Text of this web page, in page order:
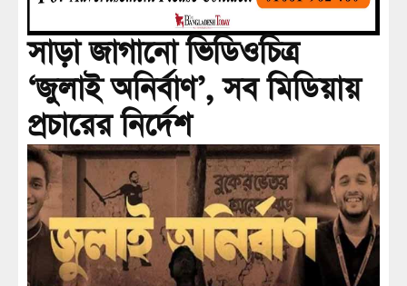
সাড়া জাগানো ভিডিওচিত্র
‘জুলাই অনির্বাণ’, সব মিডিয়ায়
প্রচারের নির্দেশ